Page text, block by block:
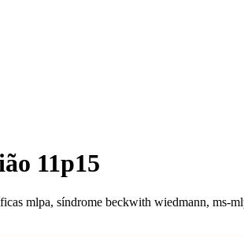
11p15
mlpa, síndrome beckwith wiedmann, ms-